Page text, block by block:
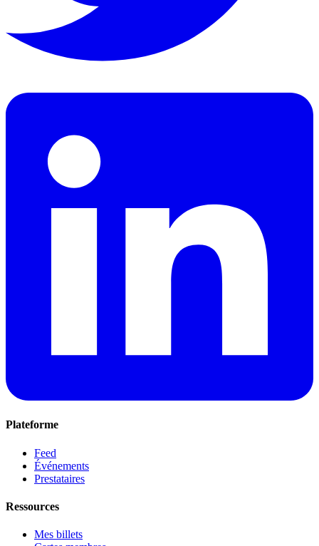
Plateforme
Feed
Événements
Prestataires
Ressources
Mes billets